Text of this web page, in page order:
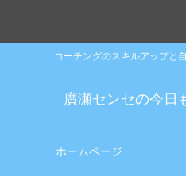
コーチングのスキルアップと
廣瀬センセの今日
ホームページ